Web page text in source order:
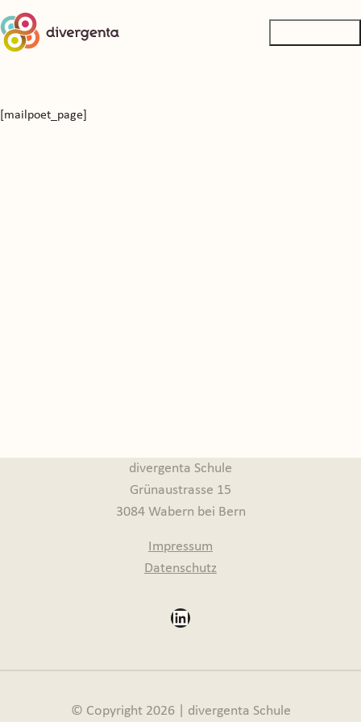
[mailpoet_page]
divergenta Schule
Grünaustrasse 15
3084 Wabern bei Bern
Impressum
Datenschutz
LinkedIn
© Copyright 2026 | divergenta Schule